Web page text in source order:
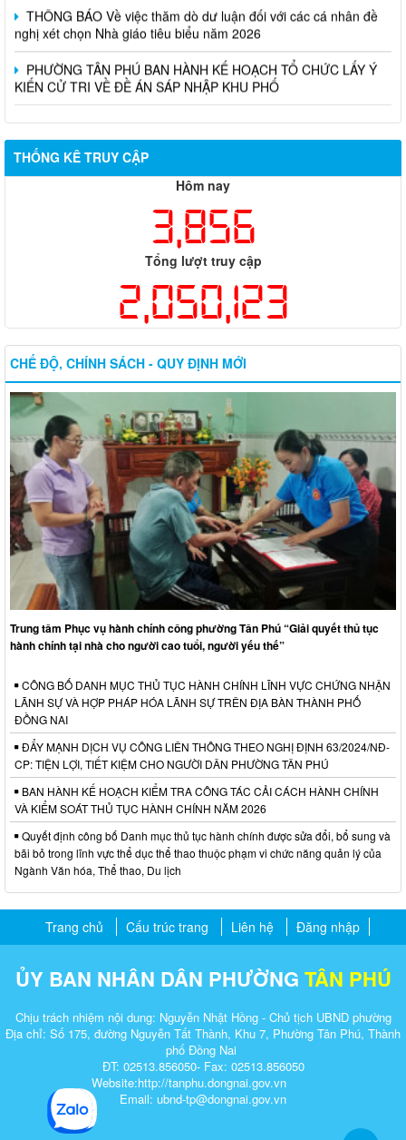
THÔNG BÁO Về việc thăm dò dư luận đối với các cá nhân đề
nghị xét chọn Nhà giáo tiêu biểu năm 2026
PHƯỜNG TÂN PHÚ BAN HÀNH KẾ HOẠCH TỔ CHỨC LẤY Ý
KIẾN CỬ TRI VỀ ĐỀ ÁN SÁP NHẬP KHU PHỐ
THỐNG KÊ TRUY CẬP
Hôm nay
3,856
Tổng lượt truy cập
2,050,123
CHẾ ĐỘ, CHÍNH SÁCH - QUY ĐỊNH MỚI
Trung tâm Phục vụ hành chính công phường Tân Phú “Giải quyết thủ tục
hành chính tại nhà cho người cao tuổi, người yếu thế”
CÔNG BỐ DANH MỤC THỦ TỤC HÀNH CHÍNH LĨNH VỰC CHỨNG NHẬN
LÃNH SỰ VÀ HỢP PHÁP HÓA LÃNH SỰ TRÊN ĐỊA BÀN THÀNH PHỐ
ĐỒNG NAI
ĐẨY MẠNH DỊCH VỤ CÔNG LIÊN THÔNG THEO NGHỊ ĐỊNH 63/2024/NĐ-
CP: TIỆN LỢI, TIẾT KIỆM CHO NGƯỜI DÂN PHƯỜNG TÂN PHÚ
BAN HÀNH KẾ HOẠCH KIỂM TRA CÔNG TÁC CẢI CÁCH HÀNH CHÍNH
VÀ KIỂM SOÁT THỦ TỤC HÀNH CHÍNH NĂM 2026
Quyết định công bố Danh mục thủ tục hành chính được sửa đổi, bổ sung và
bãi bỏ trong lĩnh vực thể dục thể thao thuộc phạm vi chức năng quản lý của
Ngành Văn hóa, Thể thao, Du lịch
Trang chủ Cấu trúc trang Liên hệ Đăng nhập
ỦY BAN NHÂN DÂN PHƯỜNG TÂN PHÚ
Chịu trách nhiệm nội dung: Nguyễn Nhật Hồng - Chủ tịch UBND phường
Địa chỉ: Số 175, đường Nguyễn Tất Thành, Khu 7, Phường Tân Phú, Thành
phố Đồng Nai
ĐT: 02513.856050- Fax: 02513.856050
Website:http://tanphu.dongnai.gov.vn
Email: ubnd-tp@dongnai.gov.vn​